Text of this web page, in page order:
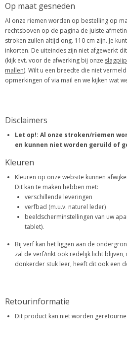
Op maat gesneden
Al onze riemen worden op bestelling op
rechtsboven op de pagina de juiste
stroken zullen altijd ong. 110 cm zijn. Je
inkorten. De uiteindes zijn niet afgewerkt
(kijk evt. voor de afwerking bij onze
mallen). Wilt u een breedte die niet
opmerkingen of via mail en we kijken wat
Disclaimers
Let op!: Al onze stroken/riemen
en kunnen niet worden geruild of
Kleuren
Kleuren op onze website kunnen
Dit kan te maken hebben met:
verschillende leveringen
verfbad (m.u.v. naturel leder)
beeldscherminstellingen van uw
tablet).
Bij verf kan het liggen aan de
zal de verf/inkt ook redelijk licht
donkerder stuk leer, heeft dit ook een
Retourinformatie
Dit product kan niet worden